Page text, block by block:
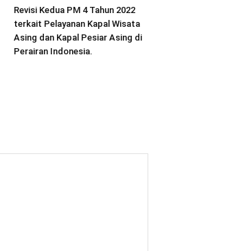
Revisi Kedua PM 4 Tahun 2022
terkait Pelayanan Kapal Wisata
Asing dan Kapal Pesiar Asing di
Perairan Indonesia.